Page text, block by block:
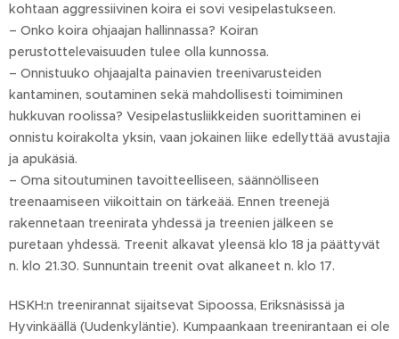
kohtaan aggressiivinen koira ei sovi vesipelastukseen.
– Onko koira ohjaajan hallinnassa? Koiran
perustottelevaisuuden tulee olla kunnossa.
– Onnistuuko ohjaajalta painavien treenivarusteiden
kantaminen, soutaminen sekä mahdollisesti toimiminen
hukkuvan roolissa? Vesipelastusliikkeiden suorittaminen ei
onnistu koirakolta yksin, vaan jokainen liike edellyttää avustajia
ja apukäsiä.
– Oma sitoutuminen tavoitteelliseen, säännölliseen
treenaamiseen viikoittain on tärkeää. Ennen treenejä
rakennetaan treenirata yhdessä ja treenien jälkeen se
puretaan yhdessä. Treenit alkavat yleensä klo 18 ja päättyvät
n. klo 21.30. Sunnuntain treenit ovat alkaneet n. klo 17.
HSKH:n treenirannat sijaitsevat Sipoossa, Eriksnäsissä ja
Hyvinkäällä (Uudenkyläntie). Kumpaankaan treenirantaan ei ole